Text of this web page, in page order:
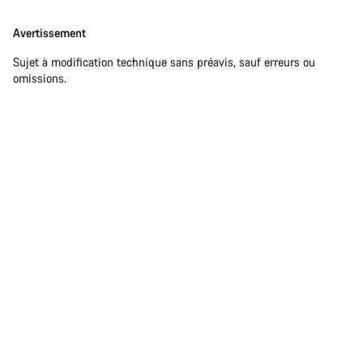
Avertissement
Sujet à modification technique sans préavis, sauf erreurs ou
omissions.